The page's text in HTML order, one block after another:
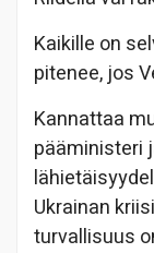
Kaikille on
pitenee, jos
Kannattaa
pääministeri
Ukrainan
turvallisuus